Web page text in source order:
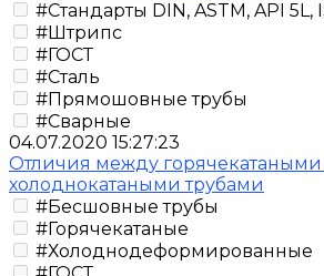
#Стандарты DIN, ASTM, API 5L,
#Штрипс
#ГОСТ
#Сталь
#Прямошовные трубы
#Сварные
04.07.2020 15:27:23
Отличия между горячекатаными
холоднокатаными трубами
#Бесшовные трубы
#Горячекатаные
#Холоднодеформированные